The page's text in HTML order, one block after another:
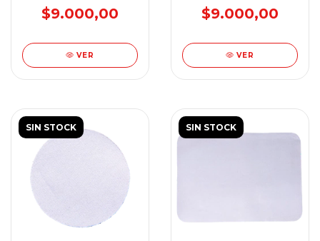
$9.000,00
VER
$9.000,00
VER
SIN STOCK SIN STOCK